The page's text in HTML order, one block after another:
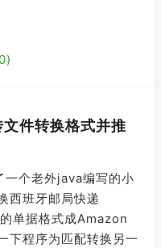
0)
件转换格式并推
一个老外java编写的小
西班牙邮局快递
单据格式成Amazon
下程序为匹配转换另一